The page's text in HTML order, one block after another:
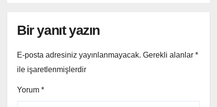
Bir yanıt yazın
E-posta adresiniz yayınlanmayacak. Gerekli alanlar *
ile işaretlenmişlerdir
Yorum *